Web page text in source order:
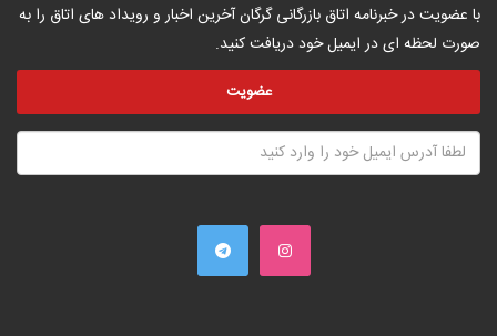
با عضویت در خبرنامه اتاق بازرگانی گرگان آخرین اخبار و رویداد های اتاق را به
صورت لحظه ای در ایمیل خود دریافت کنید.